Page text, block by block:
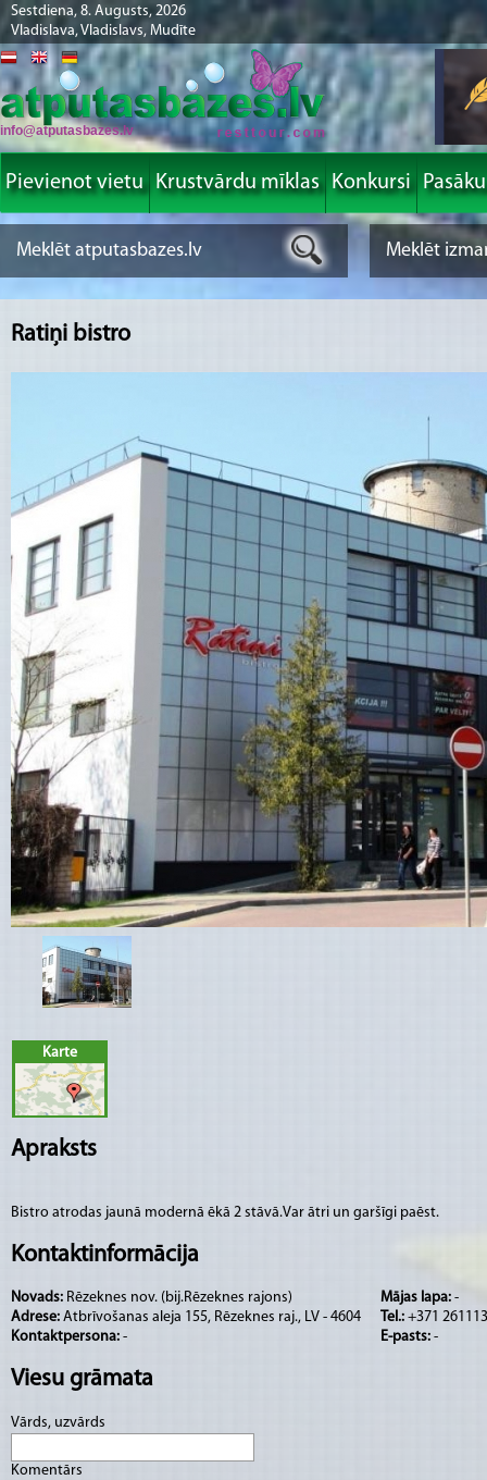
Sestdiena, 8. Augusts, 2026
Vladislava, Vladislavs, Mudīte
info@atputasbazes.lv
Pievienot vietu Krustvārdu mīklas Konkursi
Ratiņi bistro
Karte
Apraksts
Bistro atrodas jaunā modernā ēkā 2 stāvā.Var ātri un garšīgi paēst.
Kontaktinformācija
Novads: Rēzeknes nov. (bij.Rēzeknes rajons)
Adrese: Atbrīvošanas aleja 155, Rēzeknes raj., LV - 4604
Kontaktpersona: -
Mājas lapa: -
Tel.: +371
E-pasts: -
Viesu grāmata
Vārds, uzvārds
Komentārs